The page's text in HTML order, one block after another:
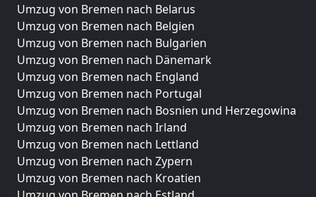
Umzug von Bremen nach Belarus
Umzug von Bremen nach Belgien
Umzug von Bremen nach Bulgarien
Umzug von Bremen nach Dänemark
Umzug von Bremen nach England
Umzug von Bremen nach Portugal
Umzug von Bremen nach Bosnien und Herzegowina
Umzug von Bremen nach Irland
Umzug von Bremen nach Lettland
Umzug von Bremen nach Zypern
Umzug von Bremen nach Kroatien